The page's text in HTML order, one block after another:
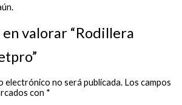
valorar “Rodillera
electrónico no será publicada. Los campos
con *